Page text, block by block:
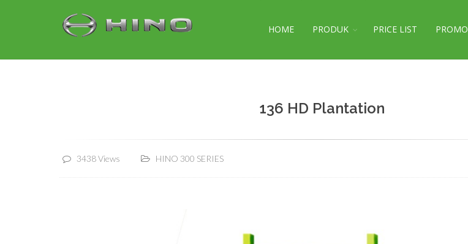
HOME PRODUK PRICE LIST PROMO
136 HD Plantation
3438 Views HINO 300 SERIES